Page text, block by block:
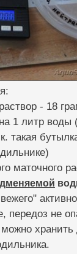
- 18
1 литр воды
такая
маточного
передоз не
хранить